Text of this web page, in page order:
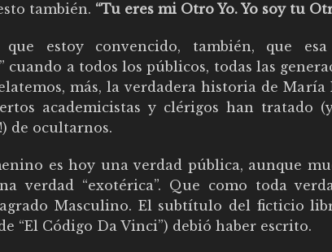
también. “Tu eres mi Otro Yo. Yo soy tu
estoy convencido, también, que
cuando a todos los públicos, todas las
más, la verdadera historia de María
academicistas y clérigos han tratado
de ocultarnos.
es hoy una verdad pública, aunque
verdad “exotérica”. Que como toda
Masculino. El subtítulo del ficticio
“El Código Da Vinci”) debió haber escrito.